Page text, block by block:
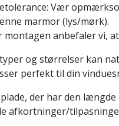
Vær
marmor (lys/mørk).
montagen anbefaler vi,
og størrelser kan
perfekt til din
der har den
afkortninger/